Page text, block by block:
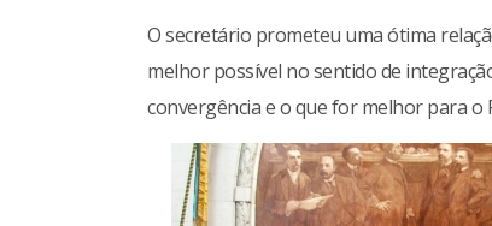
O secretário prometeu uma ótima
melhor possível no sentido de
convergência e o que for melhor para o